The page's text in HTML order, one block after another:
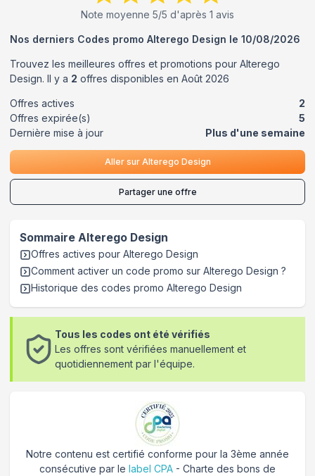
Note moyenne 5/5 d'après 1 avis
Nos derniers Codes promo Alterego Design le 10/08/2026
Trouvez les meilleures offres et promotions pour Alterego
Design. Il y a 2 offres disponibles en Août 2026
Offres actives
2
Offres expirée(s)
5
Dernière mise à jour
Plus d'une semaine
Aller sur Alterego Design
Partager une offre
Sommaire Alterego Design
Offres actives pour Alterego Design
Comment activer un code promo sur Alterego Design ?
Historique des codes promo Alterego Design
Tous les codes ont été vérifiés
Les offres sont vérifiées manuellement et
quotidiennement par l'équipe.
Notre contenu est certifié conforme pour la 3ème année
consécutive par le label CPA - Charte des bons de